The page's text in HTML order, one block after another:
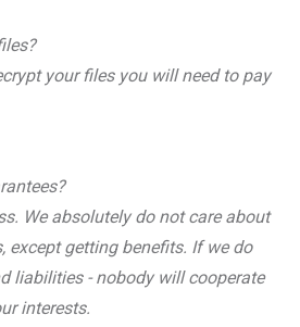
your files you will need to pay
We absolutely do not care about
except getting benefits. If we do
liabilities - nobody will cooperate
interests.